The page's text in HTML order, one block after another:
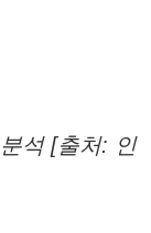
석 [출처: 인